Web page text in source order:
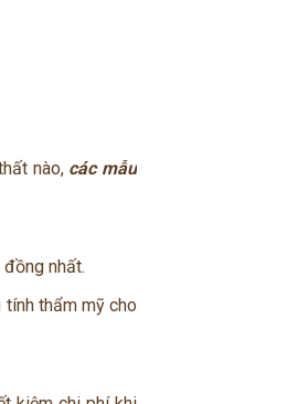
nào, các mẫu
nhất.
tính thẩm mỹ cho